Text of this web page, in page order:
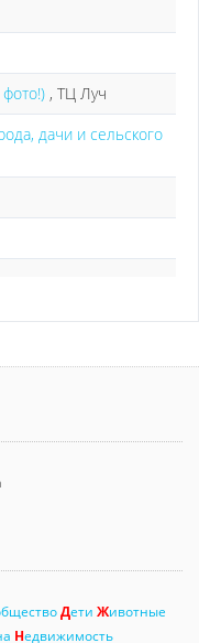
, ТЦ Луч
дачи и сельского
Дети Животные
Недвижимость